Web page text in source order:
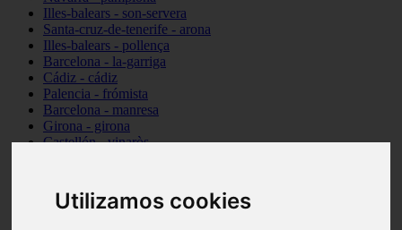
Utilizamos cookies
Illes-balears - son-servera
Santa-cruz-de-tenerife - arona
Illes-balears - pollença
Barcelona - la-garriga
Cádiz - cádiz
Palencia - frómista
Barcelona - manresa
Girona - girona
Castellón - vinaròs
Málaga - nerja
Girona - blanes